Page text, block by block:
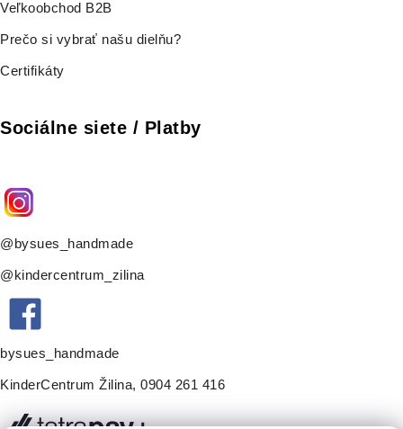
Veľkoobchod B2B
Prečo si vybrať našu dielňu?
Certifikáty
Sociálne siete / Platby
@bysues_handmade
@kindercentrum_zilina
bysues_handmade
KinderCentrum Žilina, 0904 261 416